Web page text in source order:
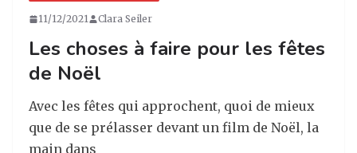
11/12/2021 Clara Seiler
Les choses à faire pour les fêtes
de Noël
Avec les fêtes qui approchent, quoi de mieux
que de se prélasser devant un film de Noël, la
main dans